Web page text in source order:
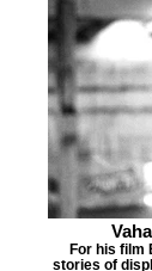
For his film
stories of